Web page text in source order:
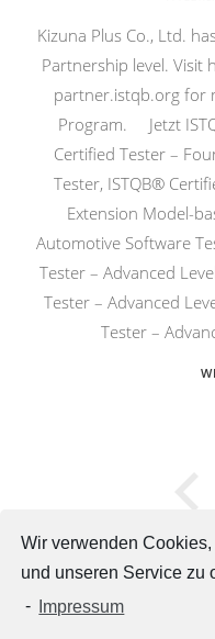
Wir verwenden
und unseren Service zu
-
Impressum
Kizuna Plus Co., Ltd.
Partnership level. Visit
partner.istqb.org for
Program. Jetzt
Certified Tester –
Tester, ISTQB®
Extension Model-
Automotive Software
Tester – Advanced
Tester – Advanced
Tester –